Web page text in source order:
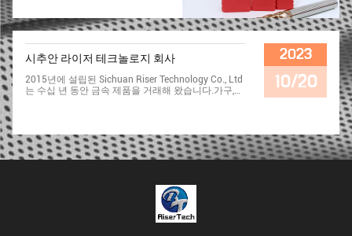
의 특성을 가지고 있습니다.,날카롭
높이는 데 도움이 됩니다. 날카로운
가장자리, 높은 경화, 좋은 견고성, 착
러지, 틈이 현상이 없습니다, 얇은 필
름 및 금속 장 절단 요구 사항을 충족
플라스틱, 알루미늄판,알루미늄-플라
스틱 판, ACP판, MDF, PVC 등
시추안 라이저 테크놀로지 회사
2015년에 설립된 Sichuan Riser Technology Co., Ltd
는 수십 년 동안 금속 제품을 거래해 왔습니다.가구,
PM Ma 렌즈, 공예,가구, 목재 처리, 광고 조각 등. 또한
우리 회사의 절단 도구는 금속, 플라스틱, 아크릴, 樹
脂, MDF, 나무 등을 처리 할 수 있습니다.옷장 손잡이.
업에서 광범위하게 사용됩니다. 미래의 비즈니스 관
계와 상호 성공을 위해 우리와 연락하기 위해 삶의 모
든 계층에서 새롭고 오래된 고객을 환영합니다!
2023
10/20